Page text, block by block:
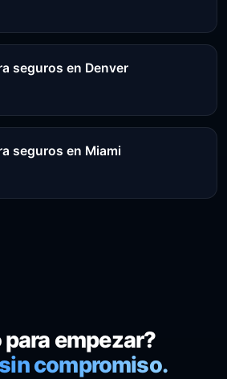
seguros en Denver
seguros en Miami
empezar?
compromiso.